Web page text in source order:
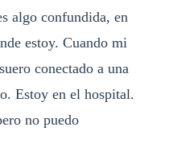
algo confundida, en
estoy. Cuando mi
conectado a una
Estoy en el hospital.
no puedo